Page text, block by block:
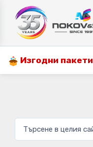
Изгодни пакети